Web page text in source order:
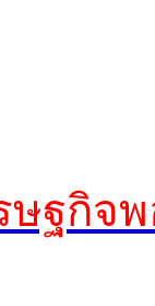
ฐกิจพ